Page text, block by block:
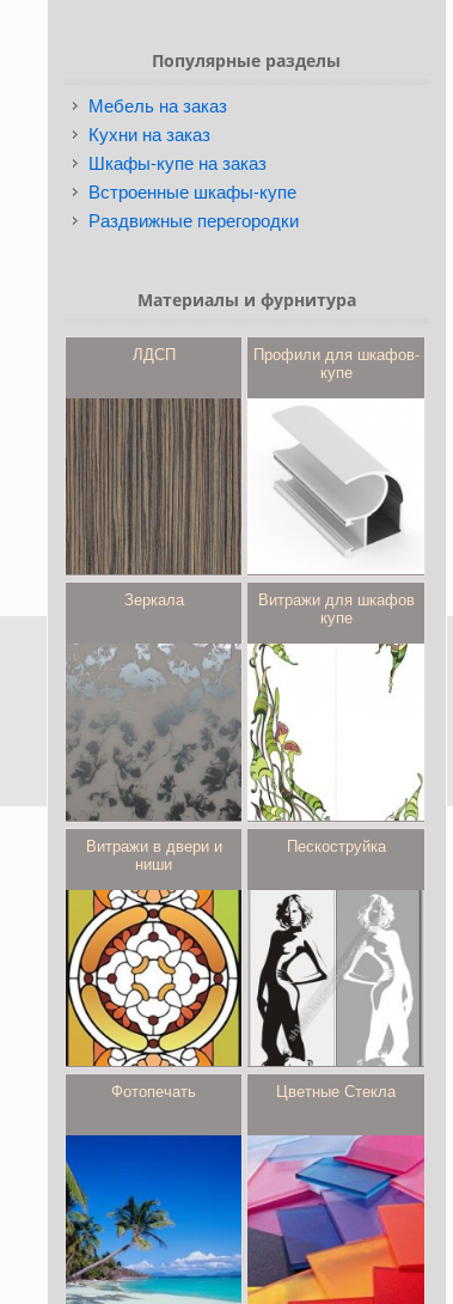
Популярные разделы
Мебель на заказ
Кухни на заказ
Шкафы-купе на заказ
Встроенные шкафы-купе
Раздвижные перегородки
Материалы и фурнитура
ЛДСП Профили для шкафов-
купе
Зеркала Витражи для шкафов
купе
Витражи в двери и
ниши
Пескоструйка
Фотопечать Цветные Стекла